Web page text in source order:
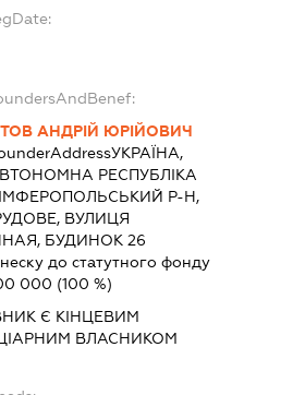
АНДРІЙ ЮРІЙОВИЧ
УКРАЇНА,
РЕСПУБЛІКА
Р-Н,
ВУЛИЦЯ
БУДИНОК 26
до статутного фонду
000 (100 %)
Є КІНЦЕВИМ
ВЛАСНИКОМ